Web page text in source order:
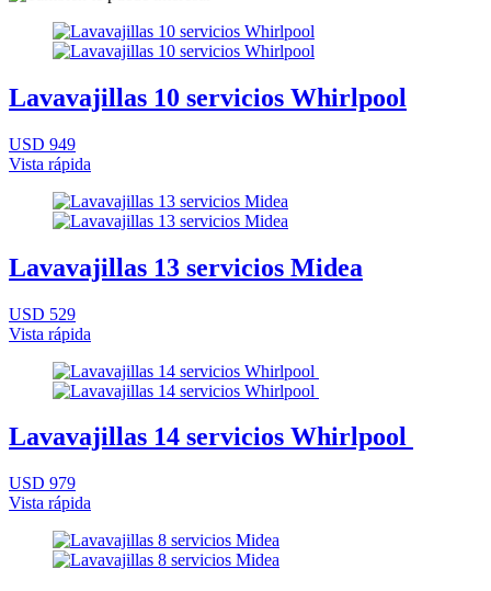
Lavavajillas 10 servicios Whirlpool
USD 949
Vista rápida
Lavavajillas 13 servicios Midea
USD 529
Vista rápida
Lavavajillas 14 servicios Whirlpool
USD 979
Vista rápida